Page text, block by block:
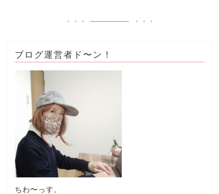
ブログ運営者ド〜ン！
ちわ〜っす。